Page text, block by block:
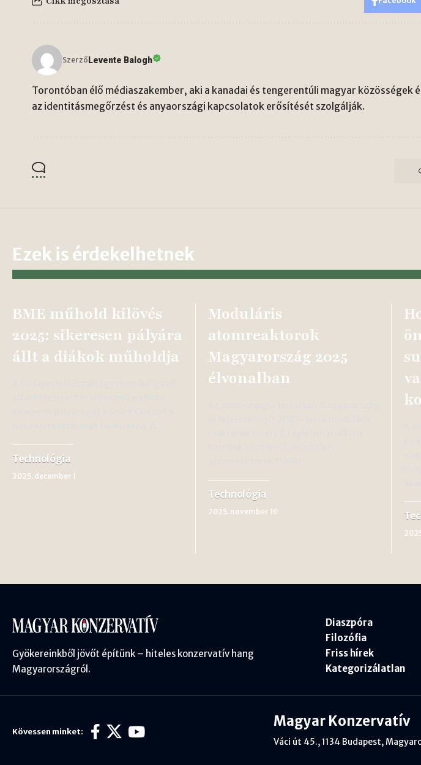
Szerző Levente Balogh
Torontóban élő médiaszakember, aki a kanadai és tengerentúli magyar közösségek
az identitásmegőrzést és anyaországi kapcsolatok erősítését szolgálják.
Ezek is érdekelhetnek
BME műhold kilövés
2025: sikeresen pályára
állt a diákok műholdja
Technológia
2025. december 1
Moduláris
atomreaktorok
Magyarország 2025
élvonalban
Technológia
2025. november 10
Gyökereinkből jövőt építünk – hiteles konzervatív hang
Magyarországról.
Diaszpóra
Filozófia
Friss hírek
Kategorizálatlan
Kövessen minket:
Magyar Konzervatív
Váci út 45., 1134 Budapest,